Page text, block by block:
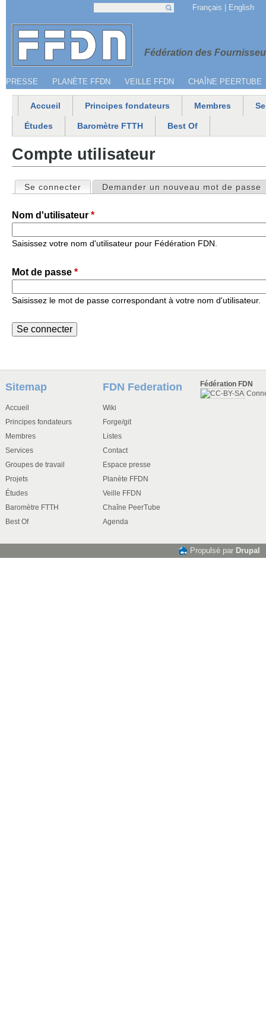
Jump to navigation
Fédération des
Menu secondaire
PRESSE PLANÈTE FFDN VEILLE FFDN CHAÎNE PEERTUBE
Français English
Menu principal
Accueil Principes fondateurs Membres
Études Baromètre FTTH Best Of
Compte utilisateur
Onglets principaux
Se connecter (onglet actif)
Demander un nouveau mot de passe
Nom d'utilisateur *
Saisissez votre nom d'utilisateur pour Fédération FDN.
Mot de passe *
Saisissez le mot de passe correspondant à votre nom d'utilisateur.
Sitemap
Accueil
Principes fondateurs
Membres
Services
Groupes de travail
Projets
Études
Baromètre FTTH
Best Of
FDN Federation
Wiki
Forge/git
Listes
Contact
Espace presse
Planète FFDN
Veille FFDN
Chaîne PeerTube
Agenda
Fédération FDN
Propulsé par Drupal